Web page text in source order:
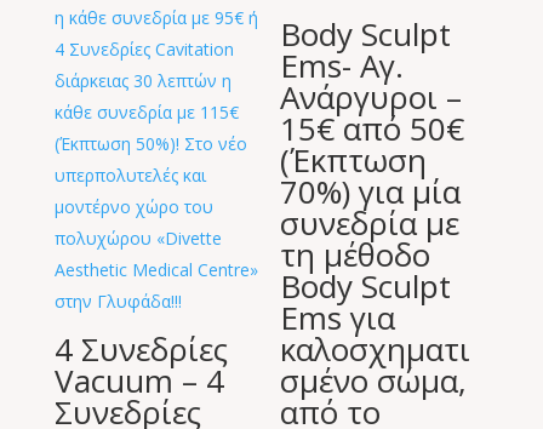
4 Συνεδρίες
Vacuum – 4
Συνεδρίες
Body Sculpt
Ems- Αγ.
Ανάργυροι –
15€ από 50€
(Έκπτωση
70%) για μία
συνεδρία με
τη μέθοδο
Body Sculpt
Ems για
καλοσχηματι
σμένο σώμα,
από το